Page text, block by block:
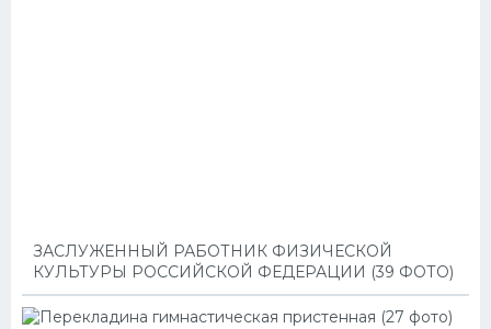
ЗАСЛУЖЕННЫЙ РАБОТНИК ФИЗИЧЕСКОЙ
КУЛЬТУРЫ РОССИЙСКОЙ ФЕДЕРАЦИИ (39 ФОТО)